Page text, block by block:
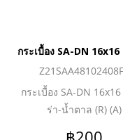
กระเบื้อง SA-DN
กระเบื้อง SA-DN
ร่า-น้ำตาล (R) (A)